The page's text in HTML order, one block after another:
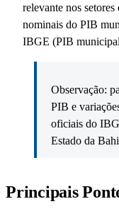
relevante nos
nominais do PIB
IBGE (PIB
Observação:
PIB e
oficiais do
Estado da
Principais